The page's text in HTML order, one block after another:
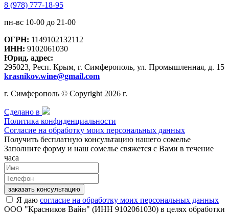
8 (978) 777-18-95
пн-вс 10-00 до 21-00
ОГРН: 1149102132112
ИНН: 9102061030
Юрид. адрес:
295023, Респ. Крым, г. Симферополь, ул. Промышленная, д. 15
krasnikov.wine@gmail.com
г. Симферополь © Copyright 2026 г.
Сделано в
Политика конфиденциальности
Согласие на обработку моих персональных данных
Получить бесплатную консультацию нашего сомелье
Заполните форму и наш сомелье свяжется с Вами в течение
часа
заказать консультацию
Я даю согласие на обработку моих персональных данных
ООО "Красников Вайн" (ИНН 9102061030) в целях обработки